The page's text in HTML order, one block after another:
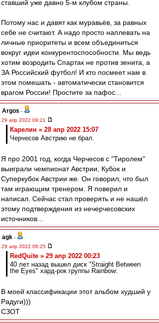
ставший уже давно 5-м клубом страны.
Потому нас и давят как муравьёв, за равных
себе не считают. А надо просто наплевать на
личные приоритеты и всем объединиться
вокруг идеи конкурентоспособности. Мы ведь
хотим возродить Спартак не против зенита, а
ЗА Российский футбол! И кто посмеет нам в
этом помешать - автоматически становится
врагом России! Простите за пафос...
Argos -
29 апр 2022 09:21
Карелин » 28 апр 2022 15:07
Черчесов Австрию не брал.
Я про 2001 год, когда Черчесов с "Тиролем"
выиграли чемпионат Австрии, Кубок и
Суперкубок Австрии же. Он говорил, что был
там играющим тренером. Я поверил и
написал. Сейчас стал проверять и не нашёл
этому подтверждения из нечерчесовских
источников...
agk -
29 апр 2022 08:25
RedQuite » 29 апр 2022 00:23
40 лет назад вышел диск "Straight Between
the Eyes" хард-рок группы Rainbow:
В моей классификации этот альбом худший у
Радуги)))
СЗОТ